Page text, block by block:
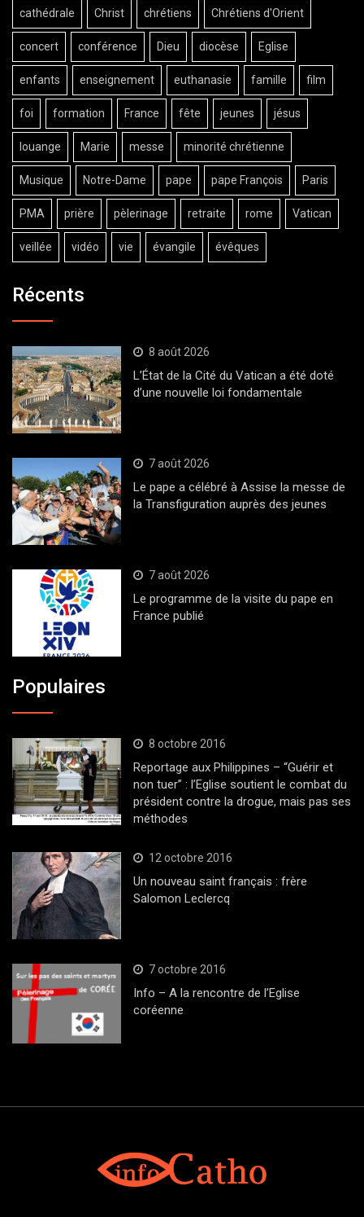
cathédrale Christ chrétiens Chrétiens d'Orient
concert conférence Dieu diocèse Eglise
enfants enseignement euthanasie famille film
foi formation France fête jeunes jésus
louange Marie messe minorité chrétienne
Musique Notre-Dame pape pape François Paris
PMA prière pèlerinage retraite rome Vatican
veillée vidéo vie évangile évêques
Récents
8 août 2026
L’État de la Cité du Vatican a été doté
d’une nouvelle loi fondamentale
7 août 2026
Le pape a célébré à Assise la messe de
la Transfiguration auprès des jeunes
7 août 2026
Le programme de la visite du pape en
France publié
Populaires
8 octobre 2016
Reportage aux Philippines – “Guérir et
non tuer” : l’Eglise soutient le combat du
président contre la drogue, mais pas ses
méthodes
12 octobre 2016
Un nouveau saint français : frère
Salomon Leclercq
7 octobre 2016
Info – A la rencontre de l’Eglise
coréenne